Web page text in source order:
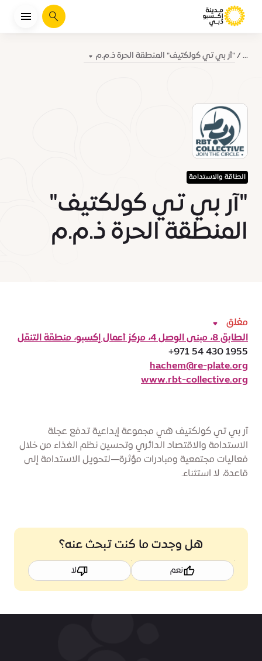
يبحث
... "آر بي تي كولكتيف" المنطقة الحرة ذ.م.م
الطاقة والاستدامة
"آر بي تي كولكتيف"
المنطقة الحرة ذ.م.م
آر بي تي كولكتيف هي مجموعة إبداعية تدفع عجلة
الاستدامة والاقتصاد الدائري وتحسين نظم الغذاء من خلال
فعاليات مجتمعية ومبادرات مؤثرة—لتحويل الاستدامة إلى
قاعدة، لا استثناء.
مغلق
الطابق 8، مبنى الوصل 4، مركز أعمال إكسبو، منطقة التنقل
+971 54 430 1955
hachem@re-plate.org
www.rbt-collective.org
هل وجدت ما كنت تبحث عنه؟
نعم لا